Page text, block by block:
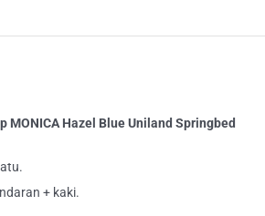
MONICA Hazel Blue Uniland Springbed
+ kaki.